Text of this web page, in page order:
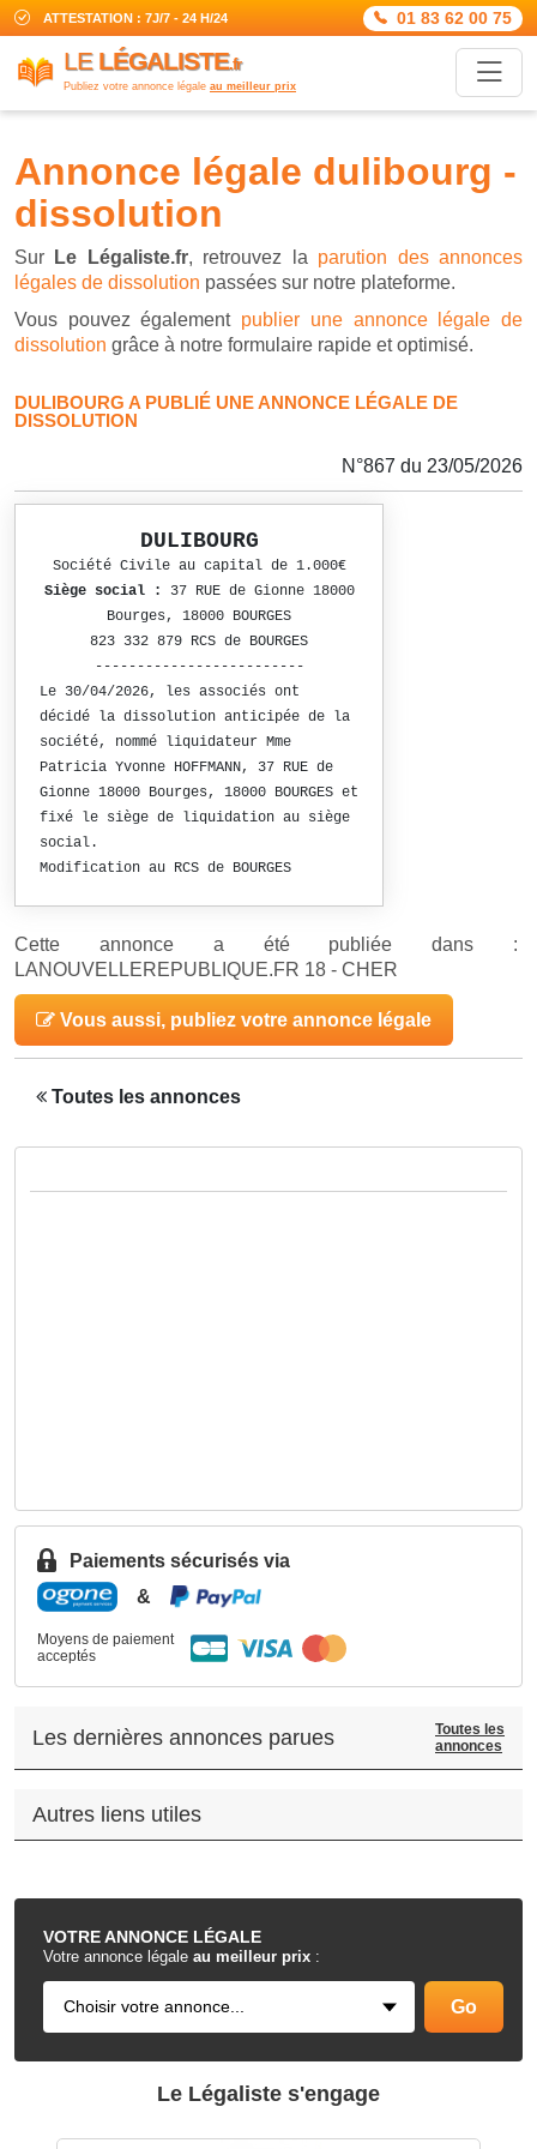
ATTESTATION : 7J/7 - 24 H/24 01 83 62 00 75
LE LÉGALISTE.fr
Publiez votre annonce légale au meilleur prix
annonce légale dulibourg -
dissolution
Sur Le Légaliste.fr, retrouvez la parution des annonces
légales de dissolution passées sur notre plateforme.
Vous pouvez également publier une annonce légale de
dissolution grâce à notre formulaire rapide et optimisé.
DULIBOURG A PUBLIÉ UNE ANNONCE LÉGALE DE
DISSOLUTION
N°867 du 23/05/2026
DULIBOURG
Société Civile au capital de 1.000€
Siège social :
37 RUE de Gionne 18000
Bourges, 18000 BOURGES
823 332 879 RCS de BOURGES
-------------------------
Le 30/04/2026, les associés ont
décidé la dissolution anticipée de la
société, nommé liquidateur Mme
Patricia Yvonne HOFFMANN, 37 RUE de
Gionne 18000 Bourges, 18000 BOURGES et
fixé le siège de liquidation au siège
social.
Modification au RCS de BOURGES
Cette annonce a été publiée dans :
LANOUVELLEREPUBLIQUE.FR 18 - CHER
Vous aussi, publiez votre annonce légale
Toutes les annonces
VOTREANNONCE LÉGALE
Votre annonce légale au meilleur prix :
Paiements sécurisés via
&
Moyens de paiement
acceptés
Les dernières annonces parues
Toutes les
annonces
Autres liens utiles
.
Le Légaliste s'engage